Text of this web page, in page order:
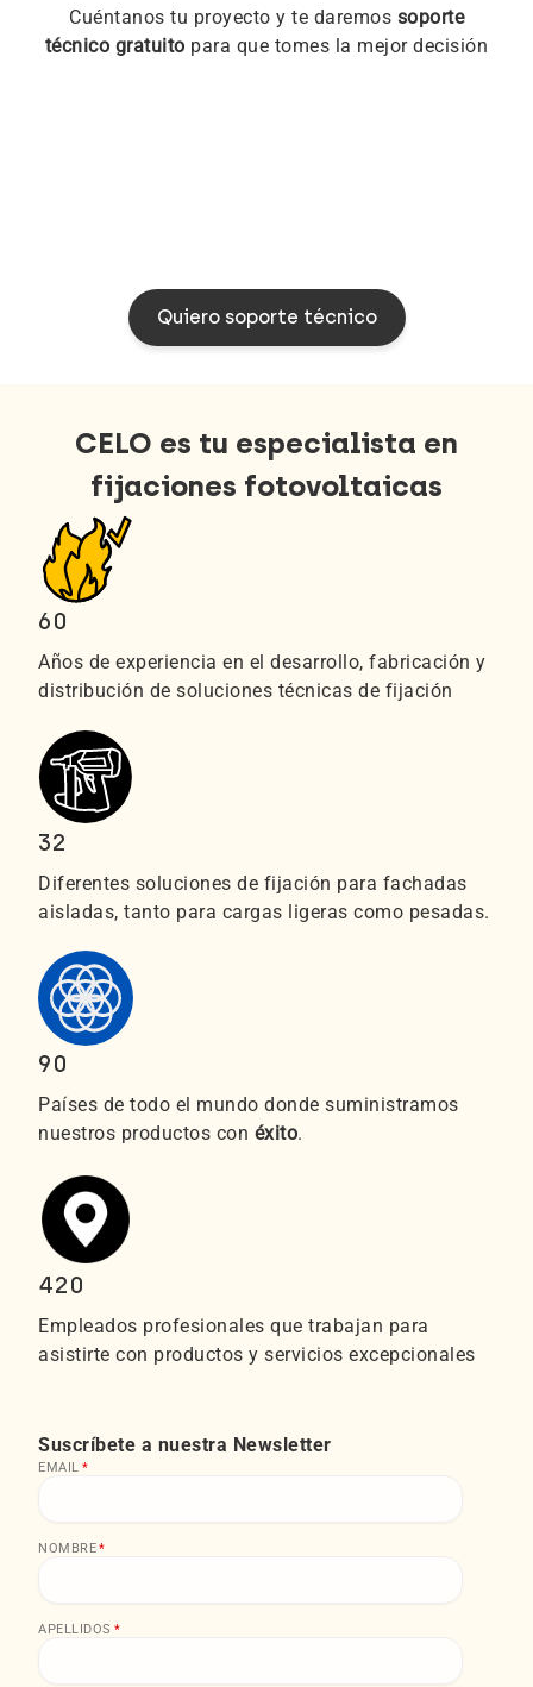
Cuéntanos tu proyecto y te daremos soporte
técnico gratuito para que tomes la mejor decisión
Quiero soporte técnico
CELO es tu especialista en
fijaciones fotovoltaicas
60
Años de experiencia en el desarrollo, fabricación y
distribución de soluciones técnicas de fijación
32
Diferentes soluciones de fijación para fachadas
aisladas, tanto para cargas ligeras como pesadas.
90
Países de todo el mundo donde suministramos
nuestros productos con éxito.
420
Empleados profesionales que trabajan para
asistirte con productos y servicios excepcionales
Suscríbete a nuestra Newsletter
EMAIL *
NOMBRE*
APELLIDOS *